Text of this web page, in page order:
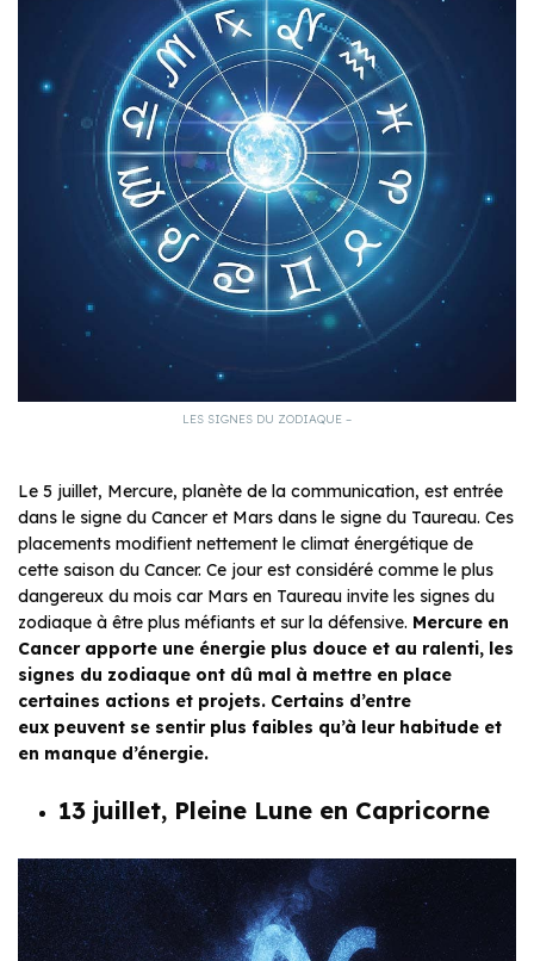
LES SIGNES DU ZODIAQUE –
Le 5 juillet, Mercure, planète de la communication, est entrée
dans le signe du Cancer et Mars dans le signe du Taureau. Ces
placements modifient nettement le climat énergétique de
cette saison du Cancer. Ce jour est considéré comme le plus
dangereux du mois car Mars en Taureau invite les signes du
zodiaque à être plus méfiants et sur la défensive. Mercure en
Cancer apporte une énergie plus douce et au ralenti, les
signes du zodiaque ont dû mal à mettre en place
certaines actions et projets. Certains d’entre
eux peuvent se sentir plus faibles qu’à leur habitude et
en manque d’énergie.
13 juillet, Pleine Lune en Capricorne